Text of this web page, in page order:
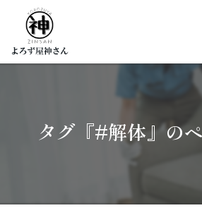
タグ『#解体』の